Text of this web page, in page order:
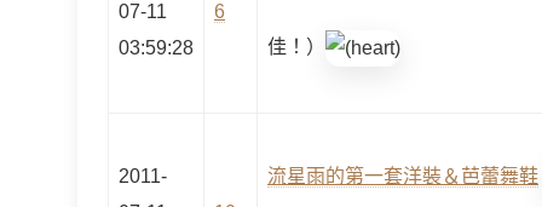
07-11
03:59:28
6
佳！）
2011-
流星雨的第一套洋裝＆芭蕾舞鞋